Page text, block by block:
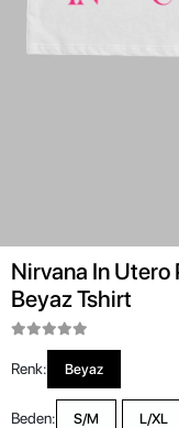
Nirvana In Utero
Beyaz Tshirt
Renk: Beyaz
Beden: S/M L/XL